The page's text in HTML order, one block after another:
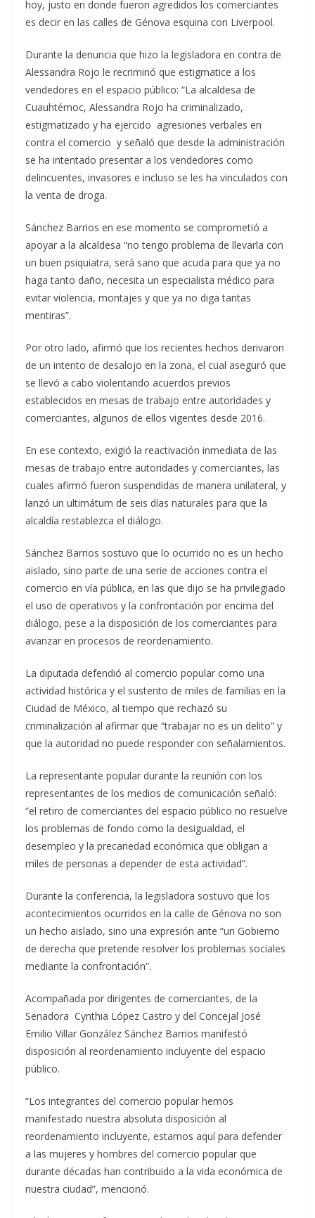
hoy, justo en donde fueron agredidos los comerciantes
es decir en las calles de Génova esquina con Liverpool.
Durante la denuncia que hizo la legisladora en contra de
Alessandra Rojo le recriminó que estigmatice a los
vendedores en el espacio público: “La alcaldesa de
Cuauhtémoc, Alessandra Rojo ha criminalizado,
estigmatizado y ha ejercido agresiones verbales en
contra el comercio y señaló que desde la administración
se ha intentado presentar a los vendedores como
delincuentes, invasores e incluso se les ha vinculados con
la venta de droga.
Sánchez Barrios en ese momento se comprometió a
apoyar a la alcaldesa “no tengo problema de llevarla con
un buen psiquiatra, será sano que acuda para que ya no
haga tanto daño, necesita un especialista médico para
evitar violencia, montajes y que ya no diga tantas
mentiras”.
Por otro lado, afirmó que los recientes hechos derivaron
de un intento de desalojo en la zona, el cual aseguró que
se llevó a cabo violentando acuerdos previos
establecidos en mesas de trabajo entre autoridades y
comerciantes, algunos de ellos vigentes desde 2016.
En ese contexto, exigió la reactivación inmediata de las
mesas de trabajo entre autoridades y comerciantes, las
cuales afirmó fueron suspendidas de manera unilateral, y
lanzó un ultimátum de seis días naturales para que la
alcaldía restablezca el diálogo.
Sánchez Barrios sostuvo que lo ocurrido no es un hecho
aislado, sino parte de una serie de acciones contra el
comercio en vía pública, en las que dijo se ha privilegiado
el uso de operativos y la confrontación por encima del
diálogo, pese a la disposición de los comerciantes para
avanzar en procesos de reordenamiento.
La diputada defendió al comercio popular como una
actividad histórica y el sustento de miles de familias en la
Ciudad de México, al tiempo que rechazó su
criminalización al afirmar que “trabajar no es un delito” y
que la autoridad no puede responder con señalamientos.
La representante popular durante la reunión con los
representantes de los medios de comunicación señaló:
“el retiro de comerciantes del espacio público no resuelve
los problemas de fondo como la desigualdad, el
desempleo y la precariedad económica que obligan a
miles de personas a depender de esta actividad”.
Durante la conferencia, la legisladora sostuvo que los
acontecimientos ocurridos en la calle de Génova no son
un hecho aislado, sino una expresión ante “un Gobierno
de derecha que pretende resolver los problemas sociales
mediante la confrontación”.
Acompañada por dirigentes de comerciantes, de la
Senadora Cynthia López Castro y del Concejal José
Emilio Villar González Sánchez Barrios manifestó
disposición al reordenamiento incluyente del espacio
público.
“Los integrantes del comercio popular hemos
manifestado nuestra absoluta disposición al
reordenamiento incluyente, estamos aquí para defender
a las mujeres y hombres del comercio popular que
durante décadas han contribuido a la vida económica de
nuestra ciudad”, mencionó.